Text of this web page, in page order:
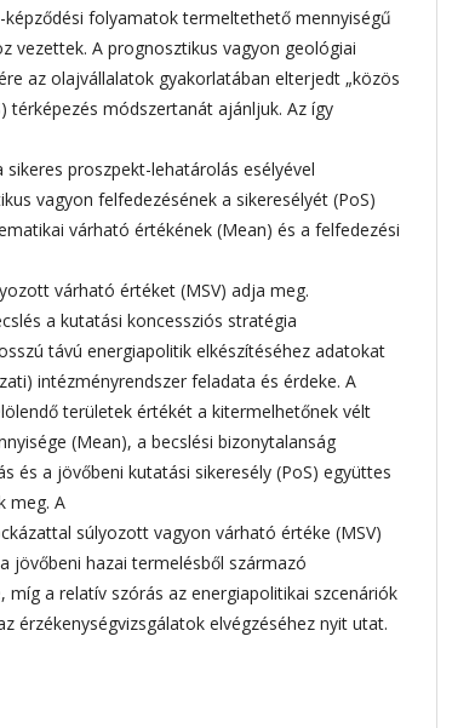
folyamatok termeltethető mennyiségű
vezettek. A prognosztikus vagyon geológiai
az olajvállalatok gyakorlatában elterjedt „közös
térképezés módszertanát ajánljuk. Az így
proszpekt-lehatárolás esélyével
vagyon felfedezésének a sikeresélyét (PoS)
várható értékének (Mean) és a felfedezési
várható értéket (MSV) adja meg.
a kutatási koncessziós stratégia
távú energiapolitik elkészítéséhez adatokat
intézményrendszer feladata és érdeke. A
területek értékét a kitermelhetőnek vélt
(Mean), a becslési bizonytalanság
és a jövőbeni kutatási sikeresély (PoS) együttes
meg. A
súlyozott vagyon várható értéke (MSV)
jövőbeni hazai termelésből származó
míg a relatív szórás az energiapolitikai szcenáriók
érzékenységvizsgálatok elvégzéséhez nyit utat.